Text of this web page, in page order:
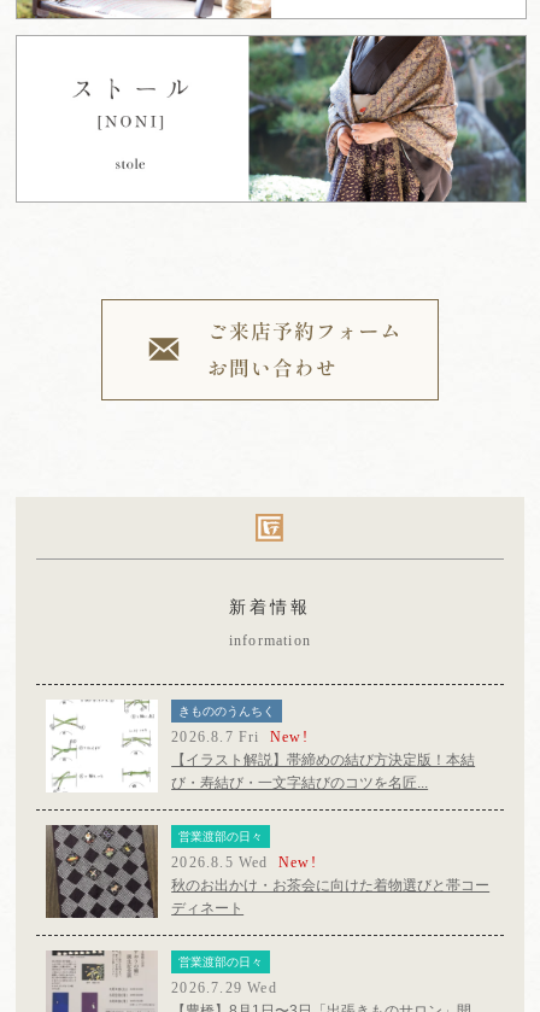
新着情報
information
きもののうんちく
2026.8.7 Fri New!
【イラスト解説】帯締めの結び方決定版！本結
び・寿結び・一文字結びのコツを名匠...
営業渡部の日々
2026.8.5 Wed New!
秋のお出かけ・お茶会に向けた着物選びと帯コー
ディネート
営業渡部の日々
2026.7.29 Wed